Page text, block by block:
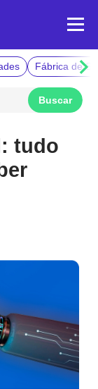
Fábrica de
tudo